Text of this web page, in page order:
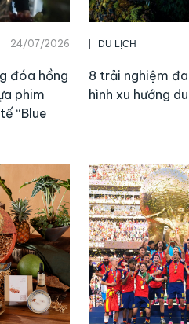
24/07/2026
đóa hồng
phim
“Blue
DU LỊCH
8 trải nghiệm
hình xu hướng